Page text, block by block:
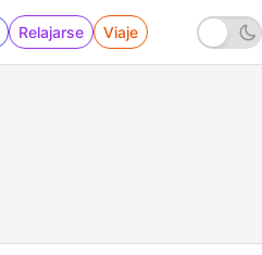
Relajarse Viaje